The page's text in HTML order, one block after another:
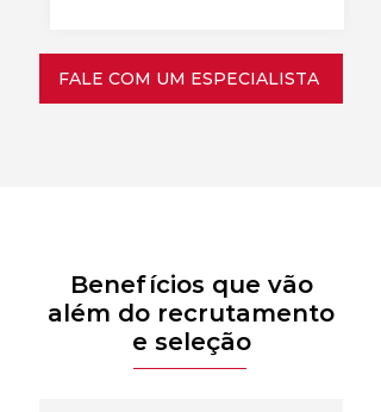
FALE COM UM ESPECIALISTA
Benefícios que vão
além do recrutamento
e seleção